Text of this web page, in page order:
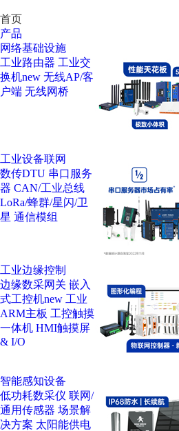
首页
产品
网络基础设施
工业路由器 工业交
换机new 无线AP/客
户端 无线网桥
工业设备联网
数传DTU 串口服务
器 CAN/工业总线
LoRa/蜂群/星闪/卫
星 通信模组
工业边缘控制
边缘数采网关 嵌入
式工控机new 工业
ARM主板 工控触摸
一体机 HMI触摸屏
& I/O
智能感知设备
低功耗数采仪 联网/
通用传感器 场景解
决方案 太阳能供电